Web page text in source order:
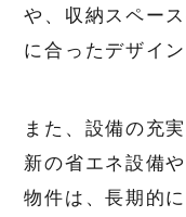
や、収納スペー
に合ったデザイ
また、設備の充
新の省エネ設備
物件は、長期的